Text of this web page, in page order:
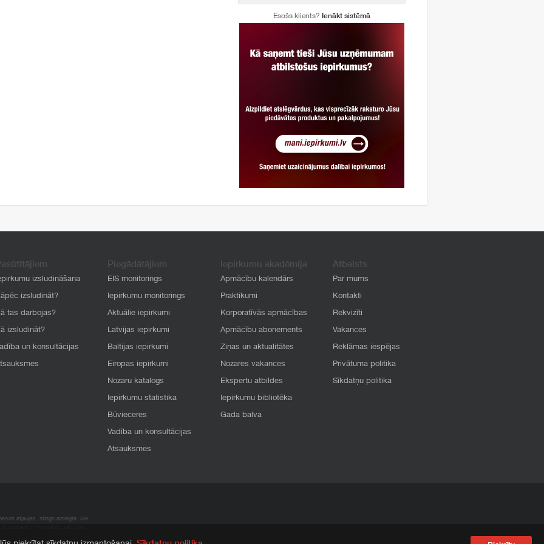
Esošs klients? Ienākt sistēmā
izsludināšana
izsludināt?
tas darbojas?
izsludināt?
un konsultācijas
Piegādātājiem
EIS monitorings
Iepirkumu monitorings
Aktuālie iepirkumi
Latvijas iepirkumi
Baltijas iepirkumi
Eiropas iepirkumi
Nozaru katalogs
Iepirkumu statistika
Būvieceres
Vadība un konsultācijas
Atsauksmes
Iepirkumu akadēmija
Apmācību kalendārs
Praktikumi
Korporatīvās apmācības
Apmācību abonements
Ziņas un aktualitātes
Nozares vakances
Ekspertu atbildes
Iepirkumu bibliotēka
Gada balva
Atbalsts
Par mums
Kontakti
Rekvizīti
Vakances
Reklāmas iespējas
Privātuma politika
Sīkdatņu politika
atļaujas, stingri aizliegta. SIA